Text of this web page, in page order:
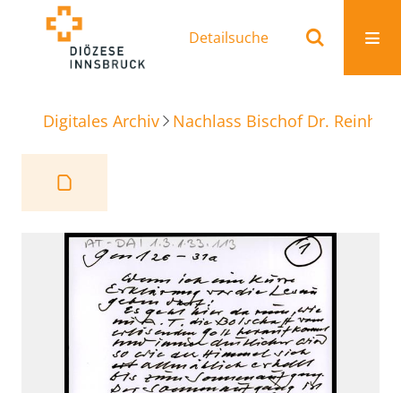
Detailsuche
Digitales Archiv Nachlass Bischof Dr.